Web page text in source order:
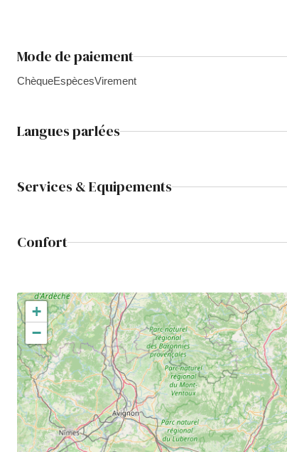
Mode de paiement
ChèqueEspècesVirement
Langues parlées
Services & Equipements
Confort
+
−